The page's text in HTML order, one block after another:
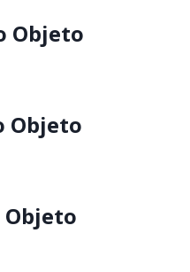
Objeto
Objeto
Objeto